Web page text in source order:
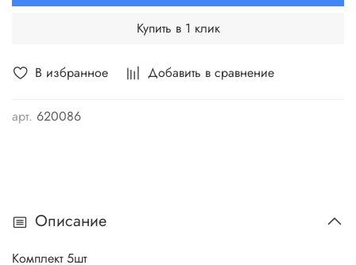
В избранное Добавить в сравнение
арт. 620086
Купить в 1 клик
Описание
Комплект 5шт